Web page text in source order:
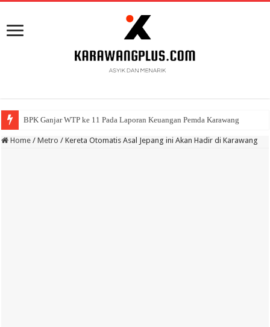
BPK Ganjar WTP ke 11 Pada Laporan Keuangan Pemda Karawang
Home / Metro / Kereta Otomatis Asal Jepang ini Akan Hadir di Karawang